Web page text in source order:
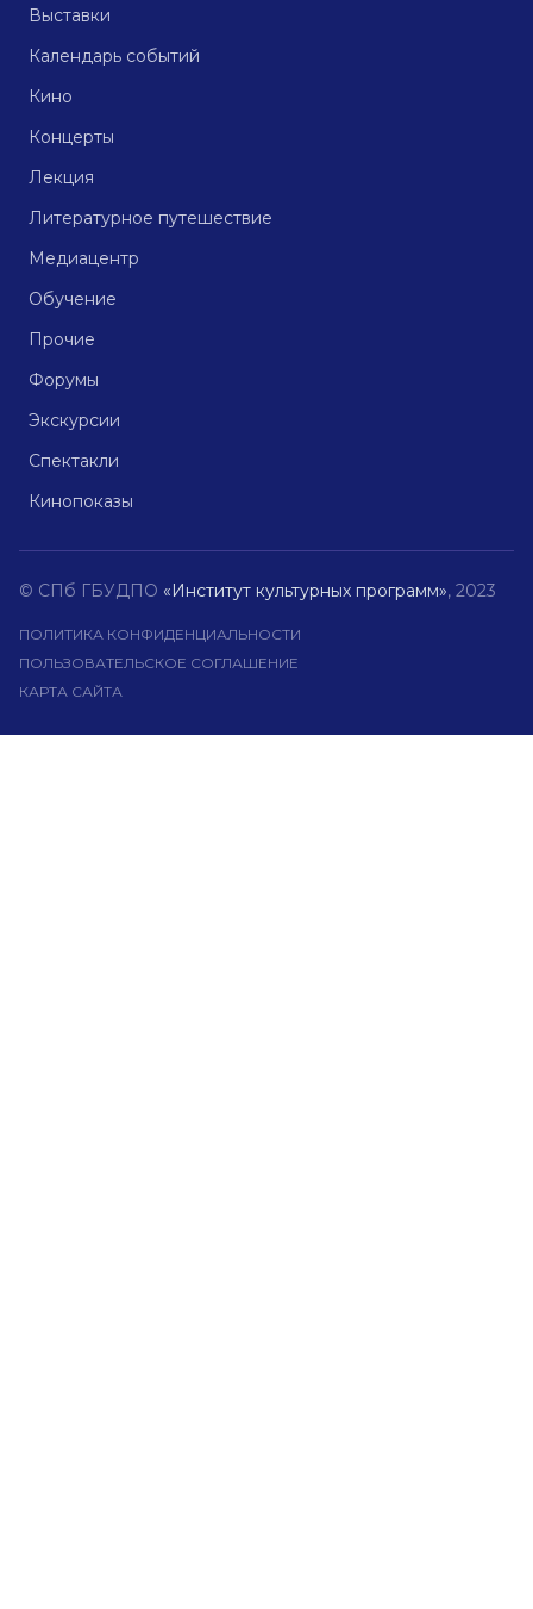
Выставки
Календарь событий
Кино
Концерты
Лекция
Литературное путешествие
Медиацентр
Обучение
Прочие
Форумы
Экскурсии
Спектакли
Кинопоказы
© СПб ГБУДПО «Институт культурных программ», 2023
ПОЛИТИКА КОНФИДЕНЦИАЛЬНОСТИ
ПОЛЬЗОВАТЕЛЬСКОЕ СОГЛАШЕНИЕ
КАРТА САЙТА